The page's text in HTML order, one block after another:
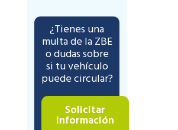
¿Tienes una
multa de la ZBE
o dudas sobre
si tu vehículo
puede circular?
Solicitar
Información